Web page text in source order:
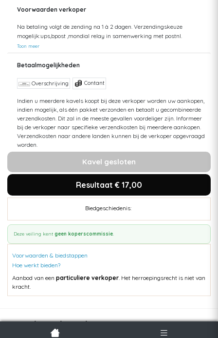
Voorwaarden verkoper
Na betaling volgt de zending na 1 à 2 dagen. Verzendingskeuze
mogelijk:ups,bpost ,mondial relay in samenwerking met postnl.
Toon meer
Betaalmogelijkheden
Overschrijving Contant
Indien u meerdere kavels koopt bij deze verkoper worden uw aankopen,
indien mogelijk, als één pakket verzonden en betaalt u gecombineerde
verzendkosten. Dit zal in de meeste gevallen voordeliger zijn. Informeer
bij de verkoper naar specifieke verzendkosten bij meerdere aankopen.
Verzendkosten naar andere landen kunnen bij de verkoper opgevraagd
worden.
Kavel gesloten
Resultaat € 17,00
Biedgeschiedenis:
Deze veiling kent geen koperscommissie.
Voorwaarden & biedstappen
Hoe werkt bieden?
Aanbod van een particuliere verkoper. Het herroepingsrecht is niet van
kracht.
Populaire kavels